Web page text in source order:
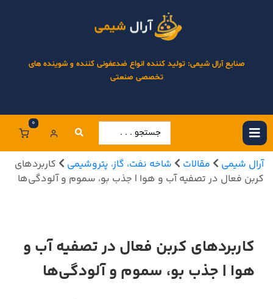
صنایع آرال شیمی: تولید کننده انواع ضدعفونی کننده و شوینده های
تخصصی صنعتی
0
آرال شیمی مقالات شاخه نفت، گاز، پتروشیمی
کاربردهای
کربن فعال در تصفیه آب و هوا | جذب بو، سموم و آلودگی‌ها
کاربردهای کربن فعال در تصفیه آب و
هوا | جذب بو، سموم و آلودگی‌ها